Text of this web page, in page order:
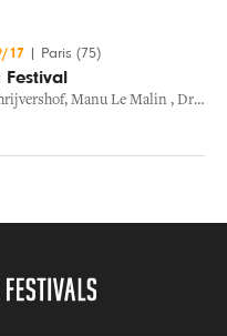
17 Paris (75)
, Manu Le Malin , Drenan